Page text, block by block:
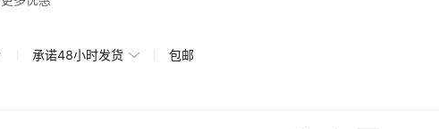
承诺48小时发货 包邮